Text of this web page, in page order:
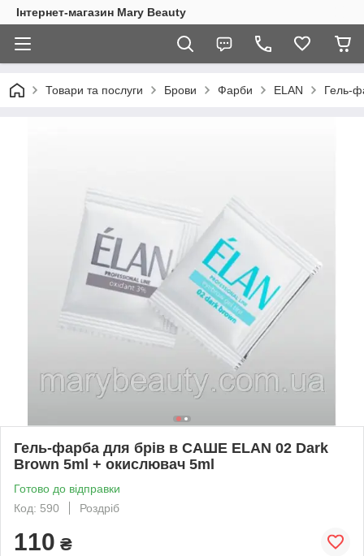
Інтернет-магазин Mary Beauty
Товари та послуги Брови Фарби ELAN Гель-
Гель-фарба для брів в САШЕ ELAN 02 Dark
Brown 5ml + окислювач 5ml
Готово до відправки
Код: 590
Роздріб
110 ₴